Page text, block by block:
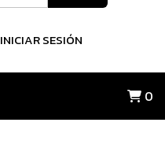
INICIAR SESIÓN
0